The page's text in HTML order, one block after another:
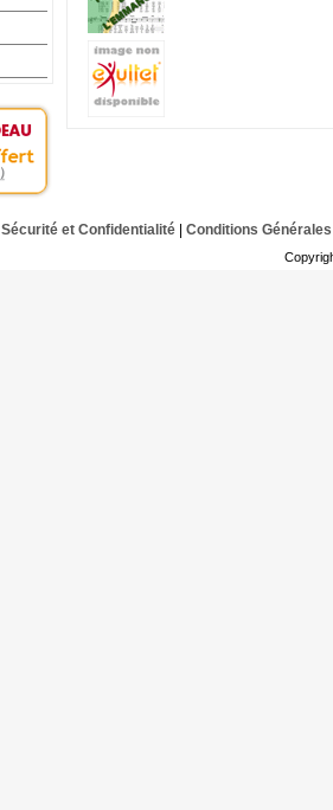
Sécurité et Confidentialité| Conditions Générales